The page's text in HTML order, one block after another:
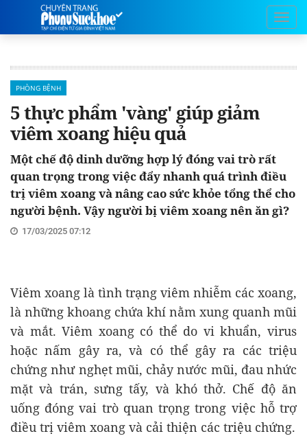
PHÒNG BỆNH
5 thực phẩm 'vàng' giúp giảm
viêm xoang hiệu quả
Một chế độ dinh dưỡng hợp lý đóng vai trò rất
quan trọng trong việc đẩy nhanh quá trình điều
trị viêm xoang và nâng cao sức khỏe tổng thể cho
người bệnh. Vậy người bị viêm xoang nên ăn gì?
17/03/2025 07:12
Viêm xoang là tình trạng viêm nhiễm các xoang,
là những khoang chứa khí nằm xung quanh mũi
và mắt. Viêm xoang có thể do vi khuẩn, virus
hoặc nấm gây ra, và có thể gây ra các triệu
chứng như nghẹt mũi, chảy nước mũi, đau nhức
mặt và trán, sưng tấy, và khó thở. Chế độ ăn
uống đóng vai trò quan trọng trong việc hỗ trợ
điều trị viêm xoang và cải thiện các triệu chứng.